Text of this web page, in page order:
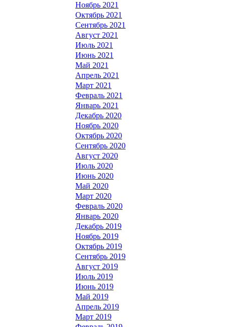
Ноябрь 2021
Октябрь 2021
Сентябрь 2021
Август 2021
Июль 2021
Июнь 2021
Май 2021
Апрель 2021
Март 2021
Февраль 2021
Январь 2021
Декабрь 2020
Ноябрь 2020
Октябрь 2020
Сентябрь 2020
Август 2020
Июль 2020
Июнь 2020
Май 2020
Март 2020
Февраль 2020
Январь 2020
Декабрь 2019
Ноябрь 2019
Октябрь 2019
Сентябрь 2019
Август 2019
Июль 2019
Июнь 2019
Май 2019
Апрель 2019
Март 2019